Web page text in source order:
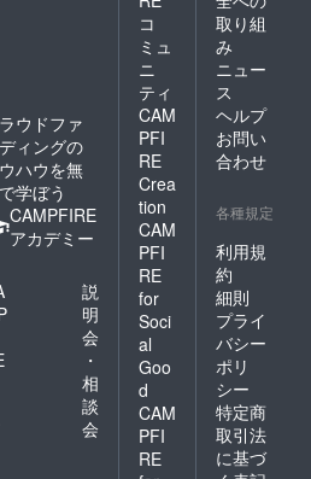
ウドファ
ィングの
ハウを無
学ぼう
CAMPFIRE
アカデミー
説
明
会
・
相
談
会
コ
ミュ
ニ
ティ
CAM
PFI
RE
Crea
tion
CAM
PFI
RE
for
Soci
al
Goo
d
CAM
PFI
RE
取り組
み
ニュー
ス
ヘルプ
お問い
合わせ
各種規定
利用規
約
細則
プライ
バシー
ポリ
シー
特定商
取引法
に基づ